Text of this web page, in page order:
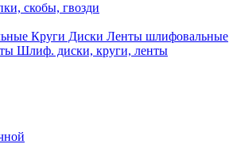
скобы, гвозди
Круги Диски Ленты шлифовальные
Шлиф. диски, круги, ленты